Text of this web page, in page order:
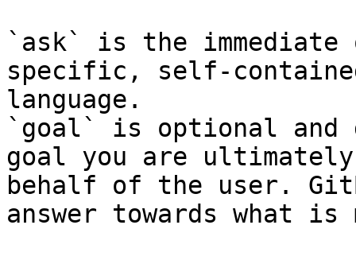
`ask` is the
specific, self-
language.
`goal` is optional and
goal you are
behalf of the user.
answer towards what